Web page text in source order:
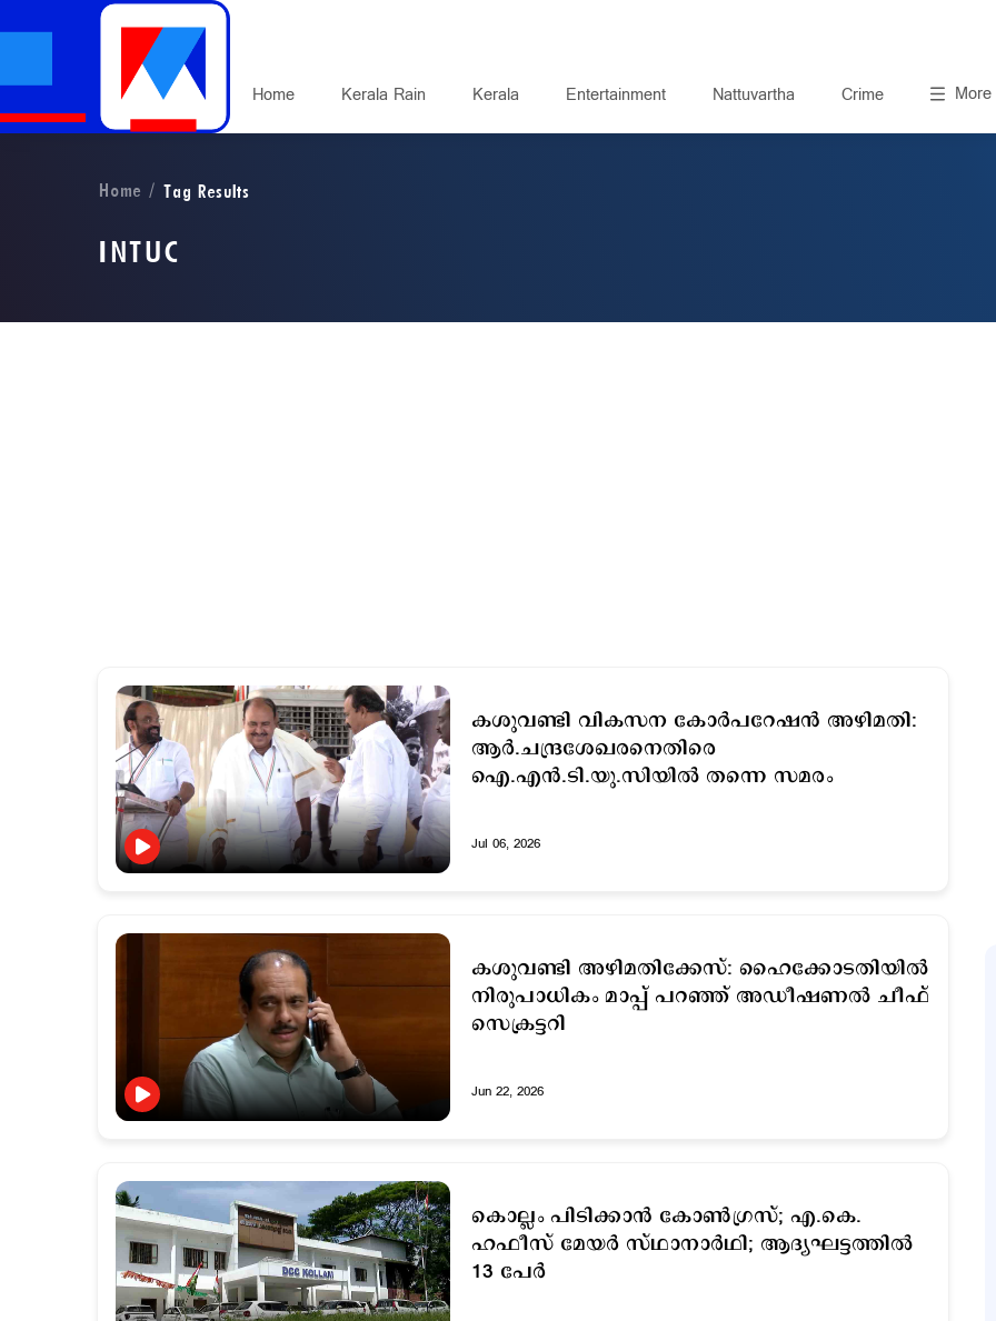
Home Kerala Rain Kerala Entertainment Nattuvartha Crime More
Home Tag Results
INTUC
കശുവണ്ടി വികസന കോര്‍പറേഷന്‍ അഴിമതി:
ആര്‍.ചന്ദ്രശേഖരനെതിരെ
ഐ.എന്‍.ടി.യു.സിയില്‍ തന്നെ സമരം
Jul 06, 2026
കശുവണ്ടി അഴിമതിക്കേസ്: ഹൈക്കോടതിയിൽ
നിരുപാധികം മാപ്പ് പറഞ്ഞ് അഡീഷണൽ ചീഫ്
സെക്രട്ടറി
Jun 22, 2026
കൊല്ലം പിടിക്കാൻ കോൺഗ്രസ്; എ.കെ.
ഹഫീസ് മേയർ സ്ഥാനാർഥി; ആദ്യഘട്ടത്തിൽ
13 പേർ